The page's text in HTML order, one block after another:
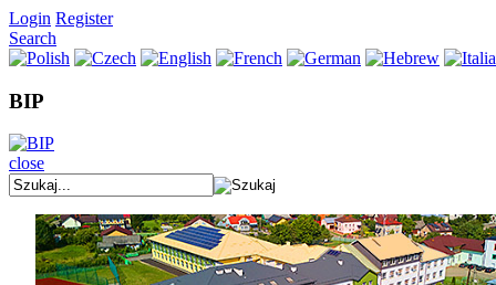
Login Register
Search
BIP
close